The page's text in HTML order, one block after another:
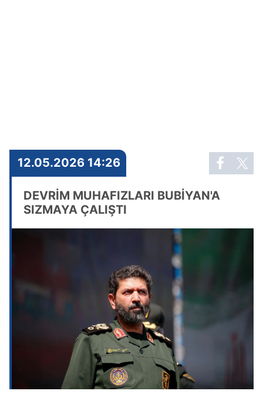
12.05.2026 14:26
DEVRİM MUHAFIZLARI BUBİYAN'A
SIZMAYA ÇALIŞTI